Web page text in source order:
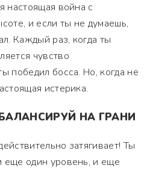
настоящая война с
и если ты не думаешь,
Каждый раз, когда ты
чувство
победил босса. Но, когда не
истерика.
НА ГРАНИ
затягивает! Ты
еще один уровень, и еще